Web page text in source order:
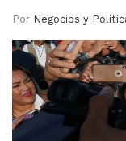
Por Negocios y